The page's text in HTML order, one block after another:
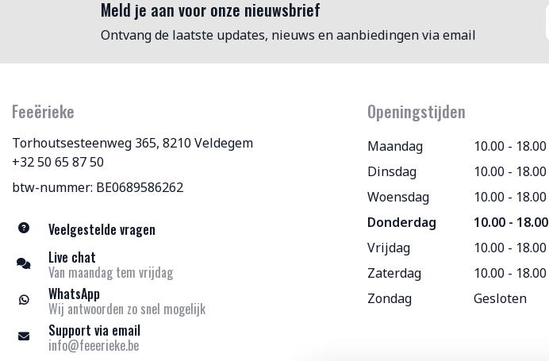
Meld je aan voor onze nieuwsbrief
Ontvang de laatste updates, nieuws en aanbiedingen via email
Feeërieke
Torhoutsesteenweg 365, 8210 Veldegem
+32 50 65 87 50
btw-nummer: BE0689586262
Veelgestelde vragen
Live chat
Van maandag tem vrijdag
WhatsApp
Wij antwoorden zo snel mogelijk
Support via email
info@feeerieke.be
Openingstijden
Maandag
10.00 - 18.00
Dinsdag
10.00 - 18.00
Woensdag
10.00 - 18.00
Donderdag
10.00 - 18.00
Vrijdag
10.00 - 18.00
Zaterdag
10.00 - 18.00
Zondag
Gesloten